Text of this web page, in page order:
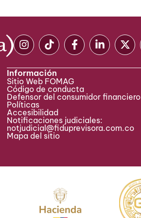
Información
Sitio Web FOMAG
Código de conducta
Defensor del consumidor financiero
Políticas
Accesibilidad
Notificaciones judiciales:
notjudicial@fiduprevisora.com.co
Mapa del sitio